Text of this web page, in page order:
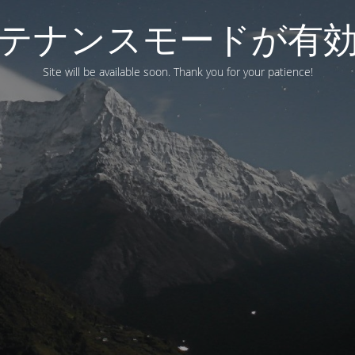
ナンスモードが有
Site will be available soon. Thank you for your patience!